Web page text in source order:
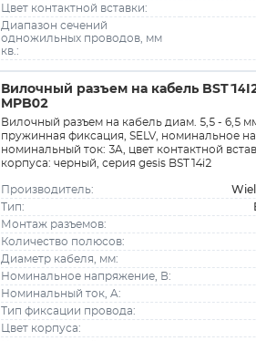
Цвет контактной вставки:
Диапазон сечений
одножильных проводов, мм
кв.:
Вилочный разъем на кабель
MPB02
Вилочный разъем на кабель диам. 5,5 - 6,5
пружинная фиксация, SELV, номинальное
номинальный ток: 3A, цвет контактной
корпуса: черный, серия gesis BST14i2
Производитель:
Тип:
Монтаж разъемов:
Количество полюсов:
Диаметр кабеля, мм:
Номинальное напряжение, В:
Номинальный ток, A:
Тип фиксации провода:
Цвет корпуса: